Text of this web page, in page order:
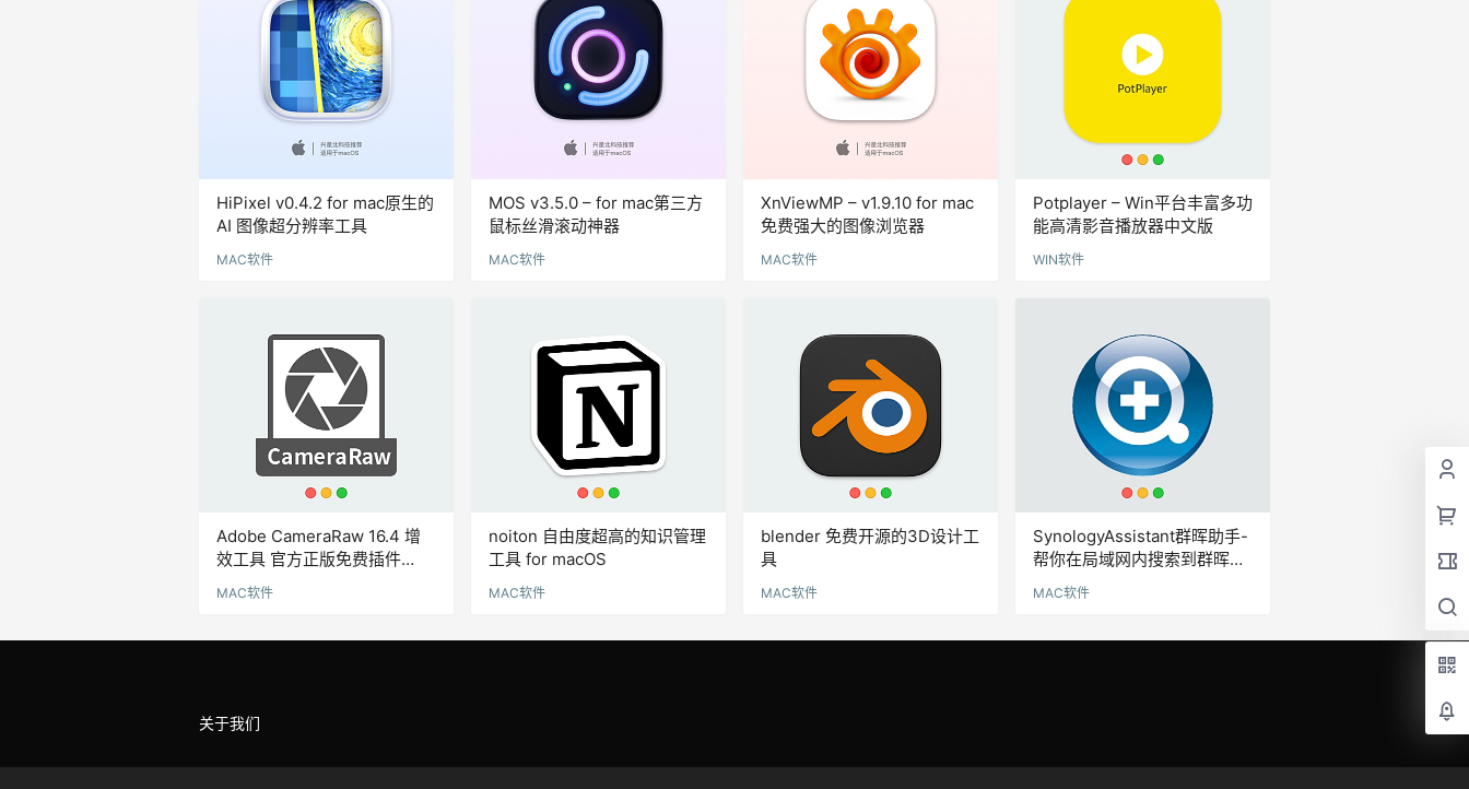
年时的梦想之机，既…
用隔空投送，那么每次都得右键共
享、拖拽文件，实在是有点繁琐。别
着急，我们不是来…
术构建的，在 Linux …
HiPixel v0.4.2 for mac原生的
AI 图像超分辨率工具
MAC软件
MOS v3.5.0 – for mac第三方
鼠标丝滑滚动神器
MAC软件
XnViewMP – v1.9.10 for mac
免费强大的图像浏览器
MAC软件
Potplayer – Win平台丰富多功
能高清影音播放器中文版
WIN软件
Adobe CameraRaw 16.4 增
效工具 官方正版免费插件
Mac版
MAC软件
noiton 自由度超高的知识管理
工具 for macOS
MAC软件
blender 免费开源的3D设计工
具
MAC软件
SynologyAssistant群晖助手-
帮你在局域网内搜索到群晖设
备的地址
MAC软件
关于我们